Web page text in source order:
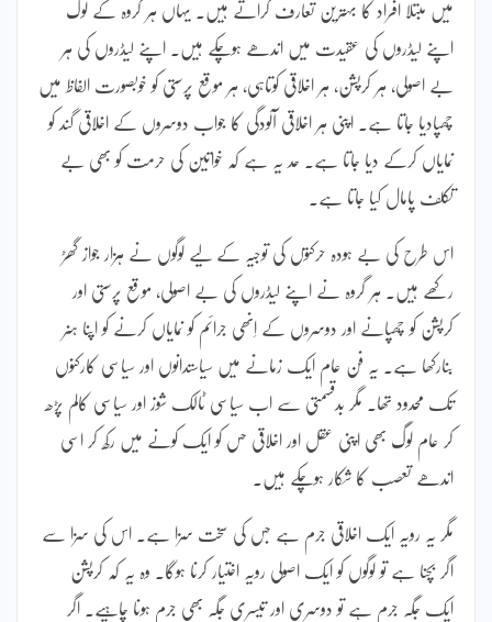
میں مبتلا افراد کا بہترین تعارف کراتے ہیں۔ یہاں ہر گروہ کے لوگ
اپنے لیڈروں کی عقیدت میں اندھے ہوچکے ہیں۔ اپنے لیڈروں کی ہر
بے اصولی، ہر کرپشن، ہر اخلاقی کوتاہی، ہر موقع پرستی کو خوبصورت الفاظ میں
چھپادیا جاتا ہے۔ اپنی ہر اخلاقی آلودگی کا جواب دوسروں کے اخلاقی گند کو
نمایاں کرکے دیا جاتا ہے۔ حد یہ ہے کہ خواتین کی حرمت کو بھی بے
تکلف پامال کیا جاتا ہے۔
اس طرح کی بے ہودہ حرکتوں کی توجیہ کے لیے لوگوں نے ہزار جواز گھڑ
رکھے ہیں۔ ہر گروہ نے اپنے لیڈروں کی بے اصولی، موقع پرستی اور
کرپشن کو چھپانے اور دوسروں کے اِنھی جرائم کو نمایاں کرنے کو اپنا ہنر
بنارکھا ہے۔ یہ فن عام ایک زمانے میں سیاستدانوں اور سیاسی کارکنوں
تک محدود تھا۔ مگر بدقسمتی سے اب سیاسی ٹالک شوز اور سیاسی کالم پڑھ
کر عام لوگ بھی اپنی عقل اور اخلاقی حس کو ایک کونے میں رکھ کر اسی
اندھے تعصب کا شکار ہوچکے ہیں۔
مگر یہ رویہ ایک اخلاقی جرم ہے جس کی سخت سزا ہے۔ اس کی سزا سے
اگر بچنا ہے تو لوگوں کو ایک اصولی رویہ اختیار کرنا ہوگا۔ وہ یہ کہ کرپشن
ایک جگہ جرم ہے تو دوسری اور تیسری جگہ بھی جرم ہونا چاہیے۔ اگر